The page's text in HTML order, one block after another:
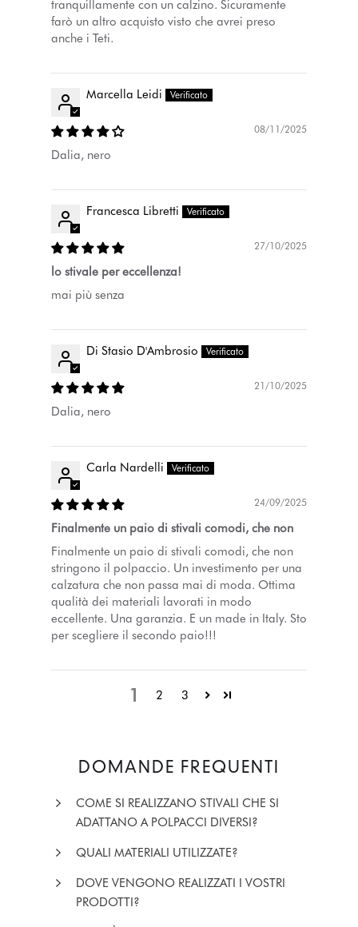
tranquillamente con un calzino. Sicuramente
farò un altro acquisto visto che avrei preso
anche i Teti.
Marcella Leidi
08/11/2025
Dalia, nero
Francesca Libretti
27/10/2025
lo stivale per eccellenza!
mai più senza
Di Stasio D'Ambrosio
21/10/2025
Dalia, nero
Carla Nardelli
24/09/2025
Finalmente un paio di stivali comodi, che non
Finalmente un paio di stivali comodi, che non
stringono il polpaccio. Un investimento per una
calzatura che non passa mai di moda. Ottima
qualità dei materiali lavorati in modo
eccellente. Una garanzia. E un made in Italy. Sto
per scegliere il secondo paio!!!
1 2 3
DOMANDE FREQUENTI
COME SI REALIZZANO STIVALI CHE SI
ADATTANO A POLPACCI DIVERSI?
QUALI MATERIALI UTILIZZATE?
DOVE VENGONO REALIZZATI I VOSTRI
PRODOTTI?